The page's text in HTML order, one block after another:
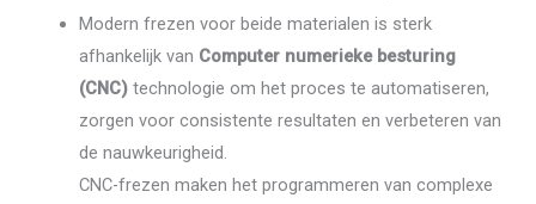
Modern frezen voor beide materialen is sterk
afhankelijk van Computer numerieke besturing
(CNC) technologie om het proces te automatiseren,
zorgen voor consistente resultaten en verbeteren van
de nauwkeurigheid.
CNC-frezen maken het programmeren van complexe